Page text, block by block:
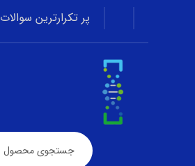
پر تکرارترین سوالات